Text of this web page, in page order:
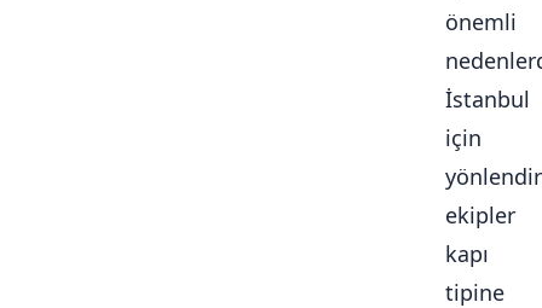
önemli
İstanbul
için
ekipler
kapı
tipine